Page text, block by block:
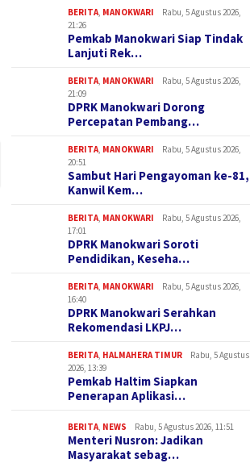
BERITA MANOKWARI
Rabu, 5 Agustus 2026,
21:26
Pemkab Manokwari Siap Tindak
Lanjuti Rek…
BERITA MANOKWARI
Rabu, 5 Agustus 2026,
21:09
DPRK Manokwari Dorong
Percepatan Pembang…
BERITA MANOKWARI
Rabu, 5 Agustus 2026,
20:51
Sambut Hari Pengayoman ke-81,
Kanwil Kem…
BERITA MANOKWARI
Rabu, 5 Agustus 2026,
17:01
DPRK Manokwari Soroti
Pendidikan, Keseha…
BERITA MANOKWARI
Rabu, 5 Agustus 2026,
16:40
DPRK Manokwari Serahkan
Rekomendasi LKPJ…
BERITA HALMAHERA TIMUR
Rabu, 5 Agustus
2026, 13:39
Pemkab Haltim Siapkan
Penerapan Aplikasi…
BERITA NEWS Rabu, 5 Agustus 2026, 11:51
Menteri Nusron: Jadikan
Masyarakat sebag…